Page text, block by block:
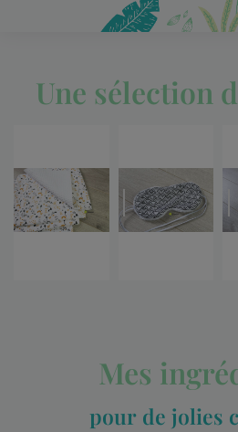
Une sélection
Mes
pour de jolies